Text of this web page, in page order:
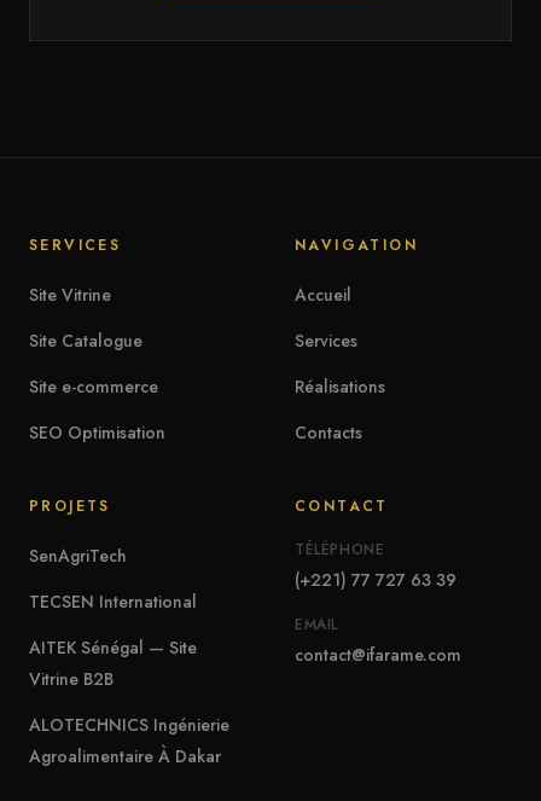
SERVICES
Site Vitrine
Site Catalogue
Site e-commerce
SEO Optimisation
NAVIGATION
Accueil
Services
Réalisations
Contacts
PROJETS
SenAgriTech
TECSEN International
AITEK Sénégal — Site
Vitrine B2B
ALOTECHNICS Ingénierie
Agroalimentaire À Dakar
CONTACT
TÉLÉPHONE
(+221) 77 727 63 39
EMAIL
contact@ifarame.com